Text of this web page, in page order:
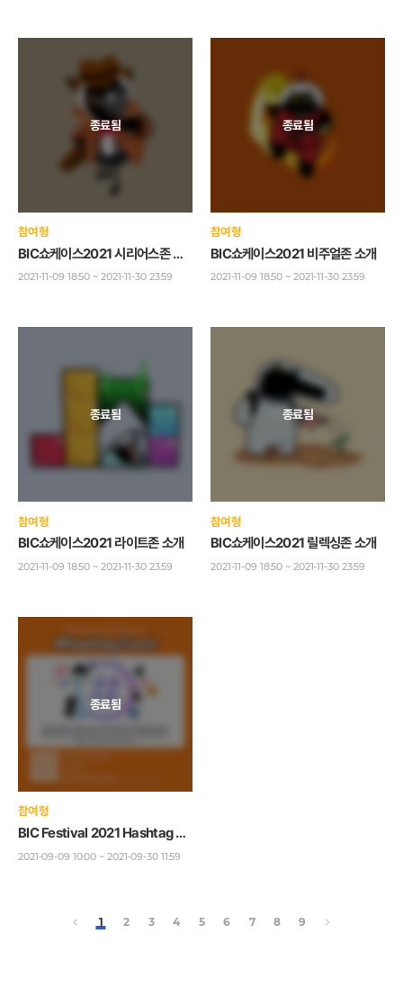
참여형
BIC쇼케이스2021 시리어스존 소개
2021-11-09 18:50 ~ 2021-11-30 23:59
참여형
BIC쇼케이스2021 비주얼존 소개
2021-11-09 18:50 ~ 2021-11-30 23:59
참여형
BIC쇼케이스2021 라이트존 소개
2021-11-09 18:50 ~ 2021-11-30 23:59
참여형
BIC쇼케이스2021 릴렉싱존 소개
2021-11-09 18:50 ~ 2021-11-30 23:59
참여형
BIC Festival 2021 Hashtag Event
2021-09-09 10:00 ~ 2021-09-30 11:59
1 2 3 4 5 6 7 8 9